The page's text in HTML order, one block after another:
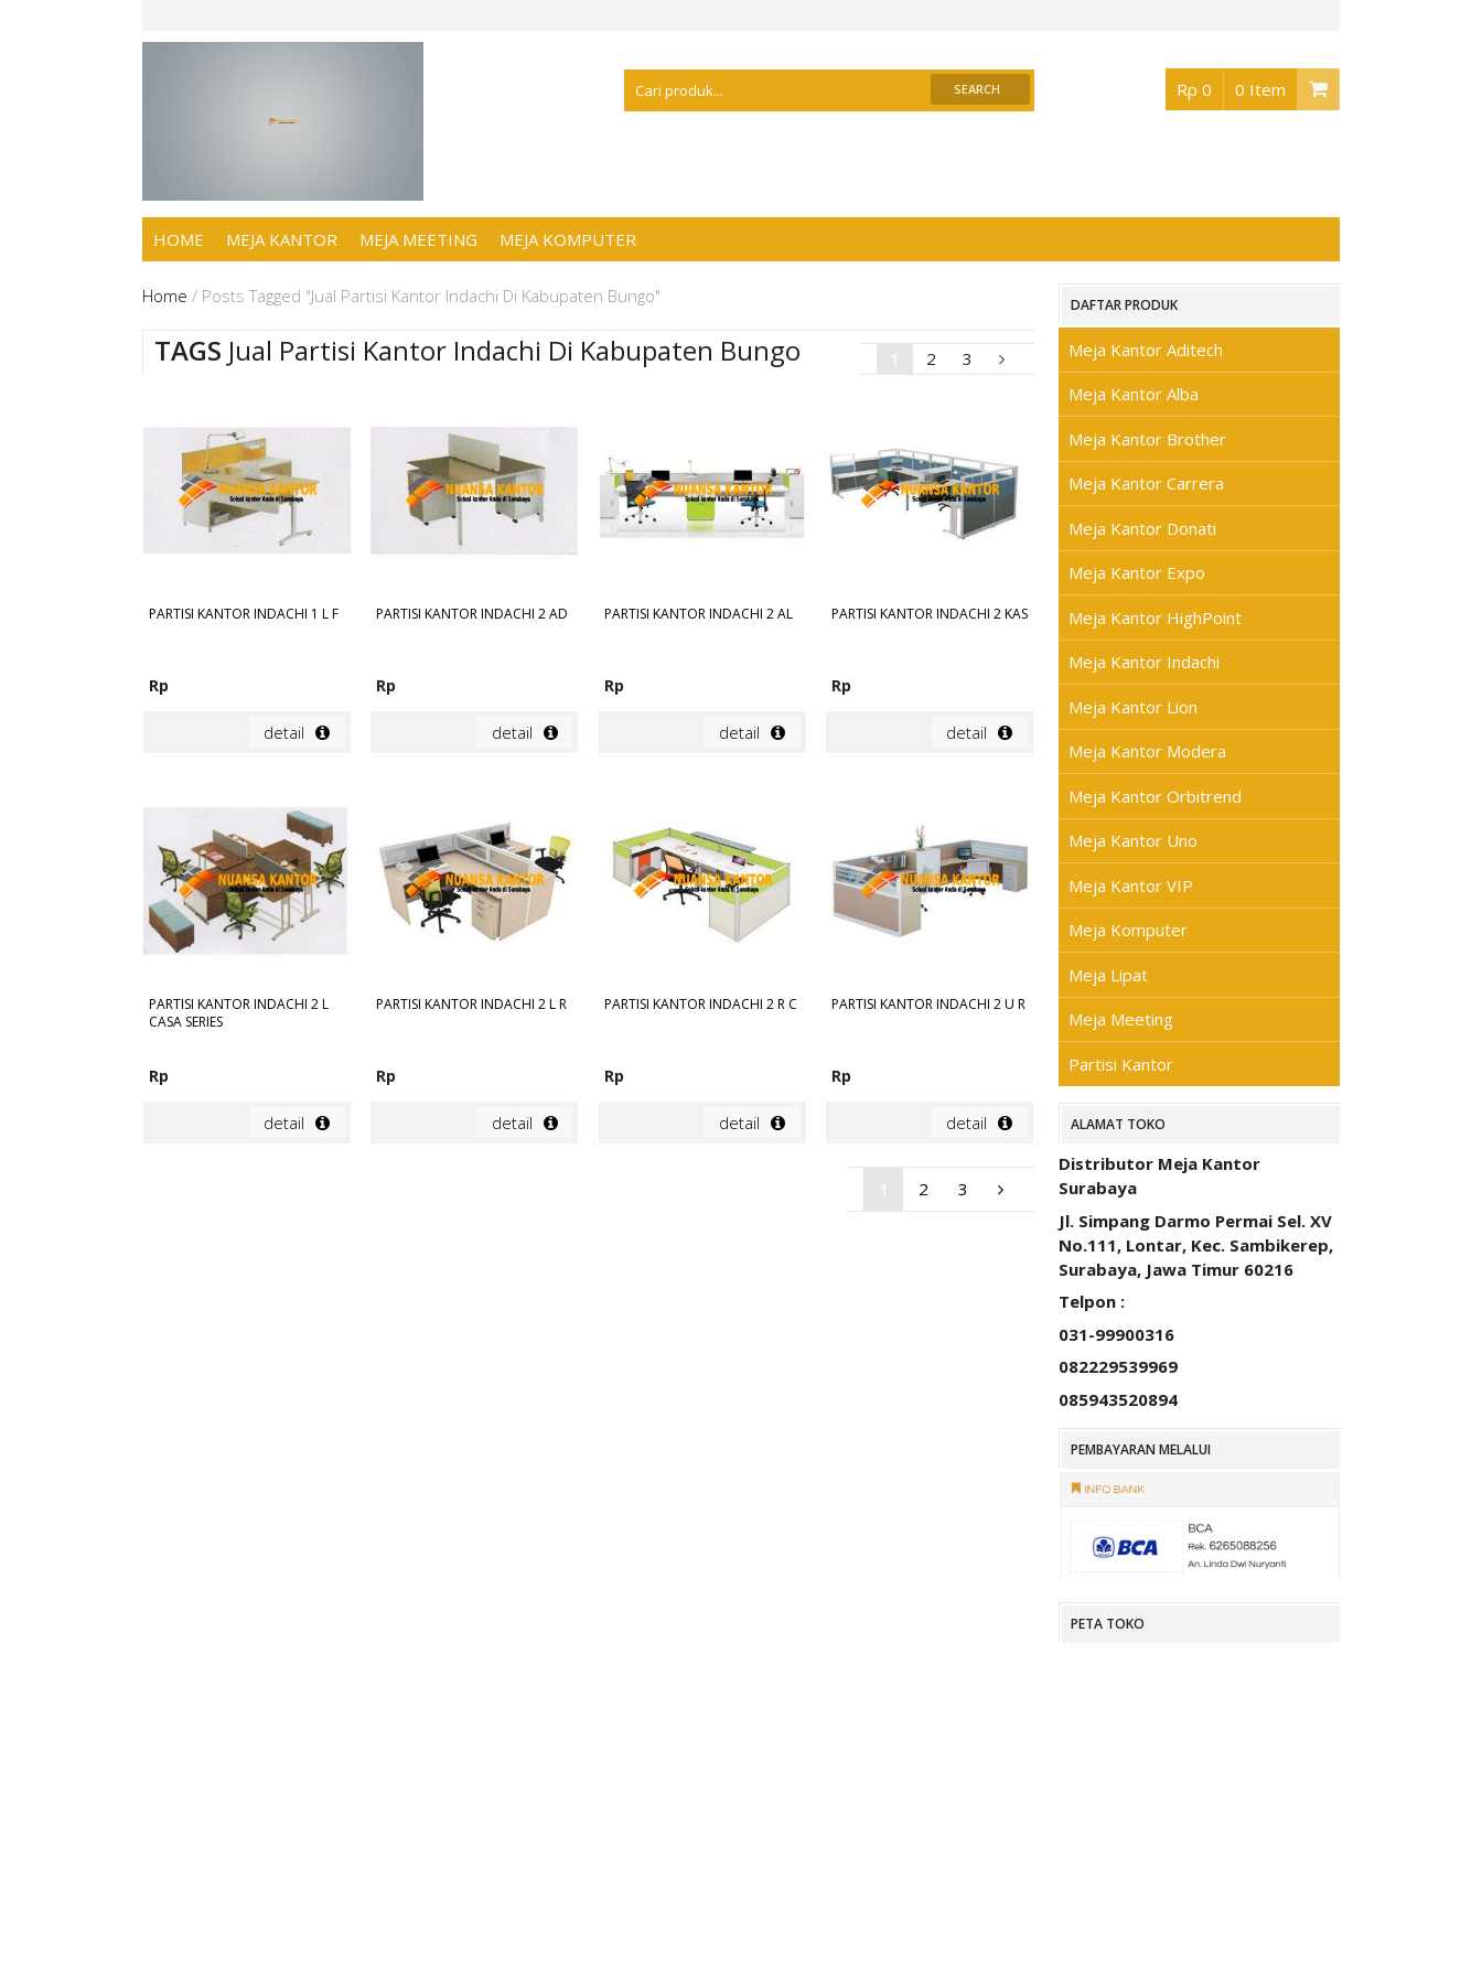
Rp 0 0 Item
HOME MEJA KANTOR MEJA MEETING MEJA KOMPUTER
Home / Posts Tagged "Jual Partisi Kantor Indachi Di Kabupaten Bungo"
TAGS Jual Partisi Kantor Indachi Di Kabupaten Bungo 2 3
PARTISI KANTOR INDACHI 1 L F
Rp
detail
PARTISI KANTOR INDACHI 2 AD
Rp
detail
PARTISI KANTOR INDACHI 2 AL
Rp
detail
PARTISI KANTOR INDACHI 2 KAS
Rp
detail
PARTISI KANTOR INDACHI 2 L
CASA SERIES
Rp
detail
PARTISI KANTOR INDACHI 2 L R
Rp
detail
PARTISI KANTOR INDACHI 2 R C
Rp
detail
PARTISI KANTOR INDACHI 2 U R
Rp
detail
2 3
DAFTAR PRODUK
Meja Kantor Aditech
Meja Kantor Alba
Meja Kantor Brother
Meja Kantor Carrera
Meja Kantor Donati
Meja Kantor Expo
Meja Kantor HighPoint
Meja Kantor Indachi
Meja Kantor Lion
Meja Kantor Modera
Meja Kantor Orbitrend
Meja Kantor Uno
Meja Kantor VIP
Meja Komputer
Meja Lipat
Meja Meeting
Partisi Kantor
ALAMAT TOKO
Distributor Meja Kantor
Surabaya
Jl. Simpang Darmo Permai Sel. XV
No.111, Lontar, Kec. Sambikerep,
Surabaya, Jawa Timur 60216
Telpon :
031-99900316
082229539969
085943520894
PEMBAYARAN MELALUI
PETA TOKO